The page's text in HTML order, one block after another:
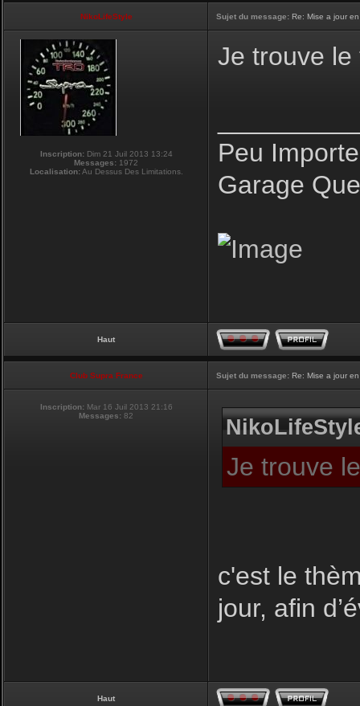
NikoLifeStyle Sujet du message: Re: Mise a jour
Inscription:Dim 21 Juil 2013 13:24
Messages: 1972
Localisation:Au Dessus Des Limitations.
Je trouve
Peu
Garage
Haut
Club Supra France Sujet du message: Re: Mise a jour
Inscription: Mar 16 Juil 2013 21:16
Messages: 82
Je trouve
c'est le
jour, afin
Haut